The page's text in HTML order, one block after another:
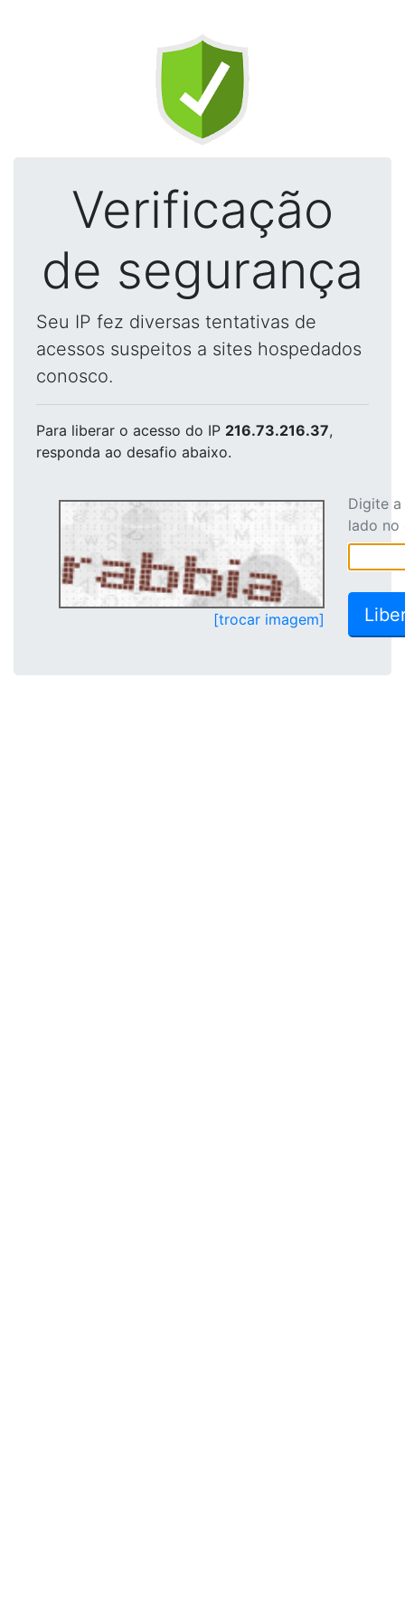
Verificação
de segurança
Seu IP fez diversas tentativas de
acessos suspeitos a sites hospedados
conosco.
Para liberar o acesso do IP 216.73.216.37,
responda ao desafio abaixo.
[trocar imagem]
Digite
lado no